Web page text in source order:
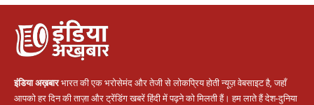
इंडिया अख़बारभारत की एक भरोसेमंद और तेजी से लोकप्रिय होती न्यूज़ वेबसाइट है, जहाँ
आपको हर दिन की ताज़ा और ट्रेंडिंग खबरें हिंदी में पढ़ने को मिलती हैं। हम लाते हैं देश-दुनिया